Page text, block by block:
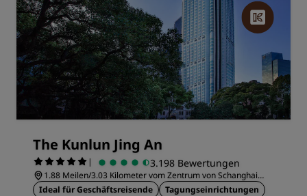
The Kunlun Jing An
| 3.198 Bewertungen
1.88 Meilen/3.03 Kilometer vom Zentrum von Schanghai
entfernt
Ideal für Geschäftsreisende Tagungseinrichtungen